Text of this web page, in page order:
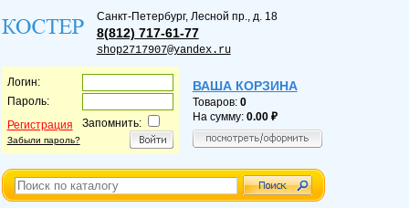
Санкт-Петербург, Лесной пр., д. 18
8(812) 717-61-77
shop2717907@yandex.ru
Логин:
Пароль:
Регистрация
Забыли пароль?
Запомнить:
ВАША КОРЗИНА
Товаров: 0
На сумму: 0.00